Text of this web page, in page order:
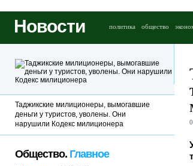
Новости политика общество
Таджикские милиционеры, вымогавшие
деньги у туристов, уволены. Они
нарушили Кодекс милиционера
Общество. Главное